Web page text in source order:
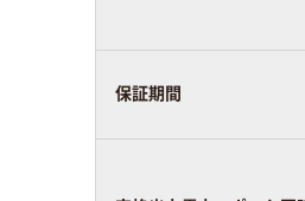
保証期間